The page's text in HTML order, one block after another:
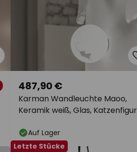
Karman Wandleuchte Maoo,
Keramik weiß, Glas, Katzenfigur
487,90 €
Auf Lager
Letzte Stücke